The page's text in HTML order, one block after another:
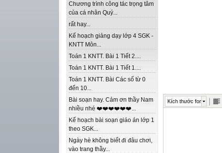
Chương trình công tác trọng tâm
của cá nhân Quý...
rất hay...
Kế hoạch giảng dạy lớp 4 SGK -
KNTT Môn...
Toán 1 KNTT. Bài 1 Tiết 2....
Toán 1 KNTT. Bài 1 Tiết 1....
Toán 1 KNTT. Bài Các số từ 0
đến 10...
Bài soạn hay. Cảm ơn thầy Nam
nhiều nhé ❤️❤️❤️❤️❤️❤️...
Kế hoạch bài soạn giáo án lớp 1
theo SGK...
Ngày hè không biết đi đâu chơi,
vào trang thầy...
Kích thước font